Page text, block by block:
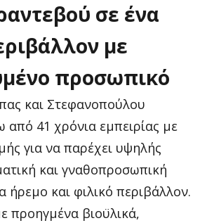
σε ένα
με
προσωπικό
και Στεφανοπούλου
από 41 χρόνια εμπειρίας με
για να παρέχει υψηλής
και γναθοπροσωπική
ήρεμο και φιλικό περιβάλλον.
προηγμένα βιοϋλικά,